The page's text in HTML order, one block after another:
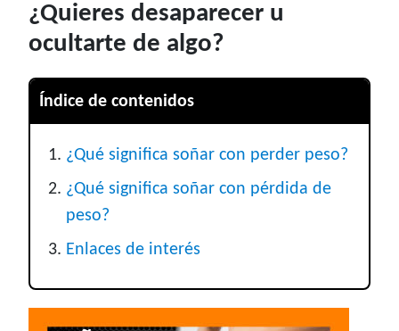
¿Quieres desaparecer u
ocultarte de algo?
Índice de contenidos
¿Qué significa soñar con perder peso?
¿Qué significa soñar con pérdida de
peso?
Enlaces de interés